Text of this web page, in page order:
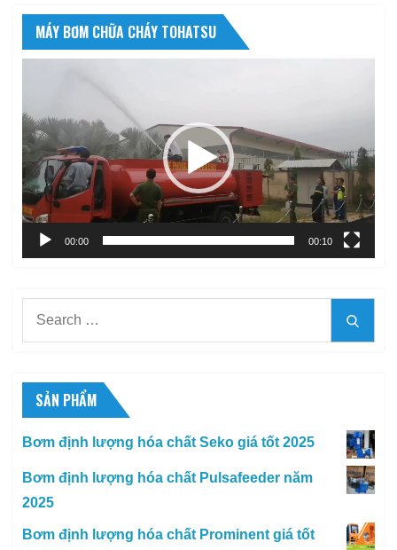
MÁY BƠM CHỮA CHÁY TOHATSU
Video
00:00 00:10
SẢN PHẨM
Bơm định lượng hóa chất Seko giá tốt 2025
Bơm định lượng hóa chất Pulsafeeder năm
2025
Bơm định lượng hóa chất Prominent giá tốt